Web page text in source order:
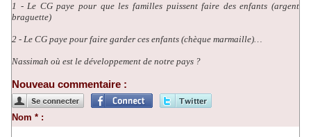
1 - Le CG paye pour que les familles puissent faire des enfants (argent
braguette)
2 - Le CG paye pour faire garder ces enfants (chèque marmaille)…
Nassimah où est le développement de notre pays ?
Nouveau commentaire :
Nom * :